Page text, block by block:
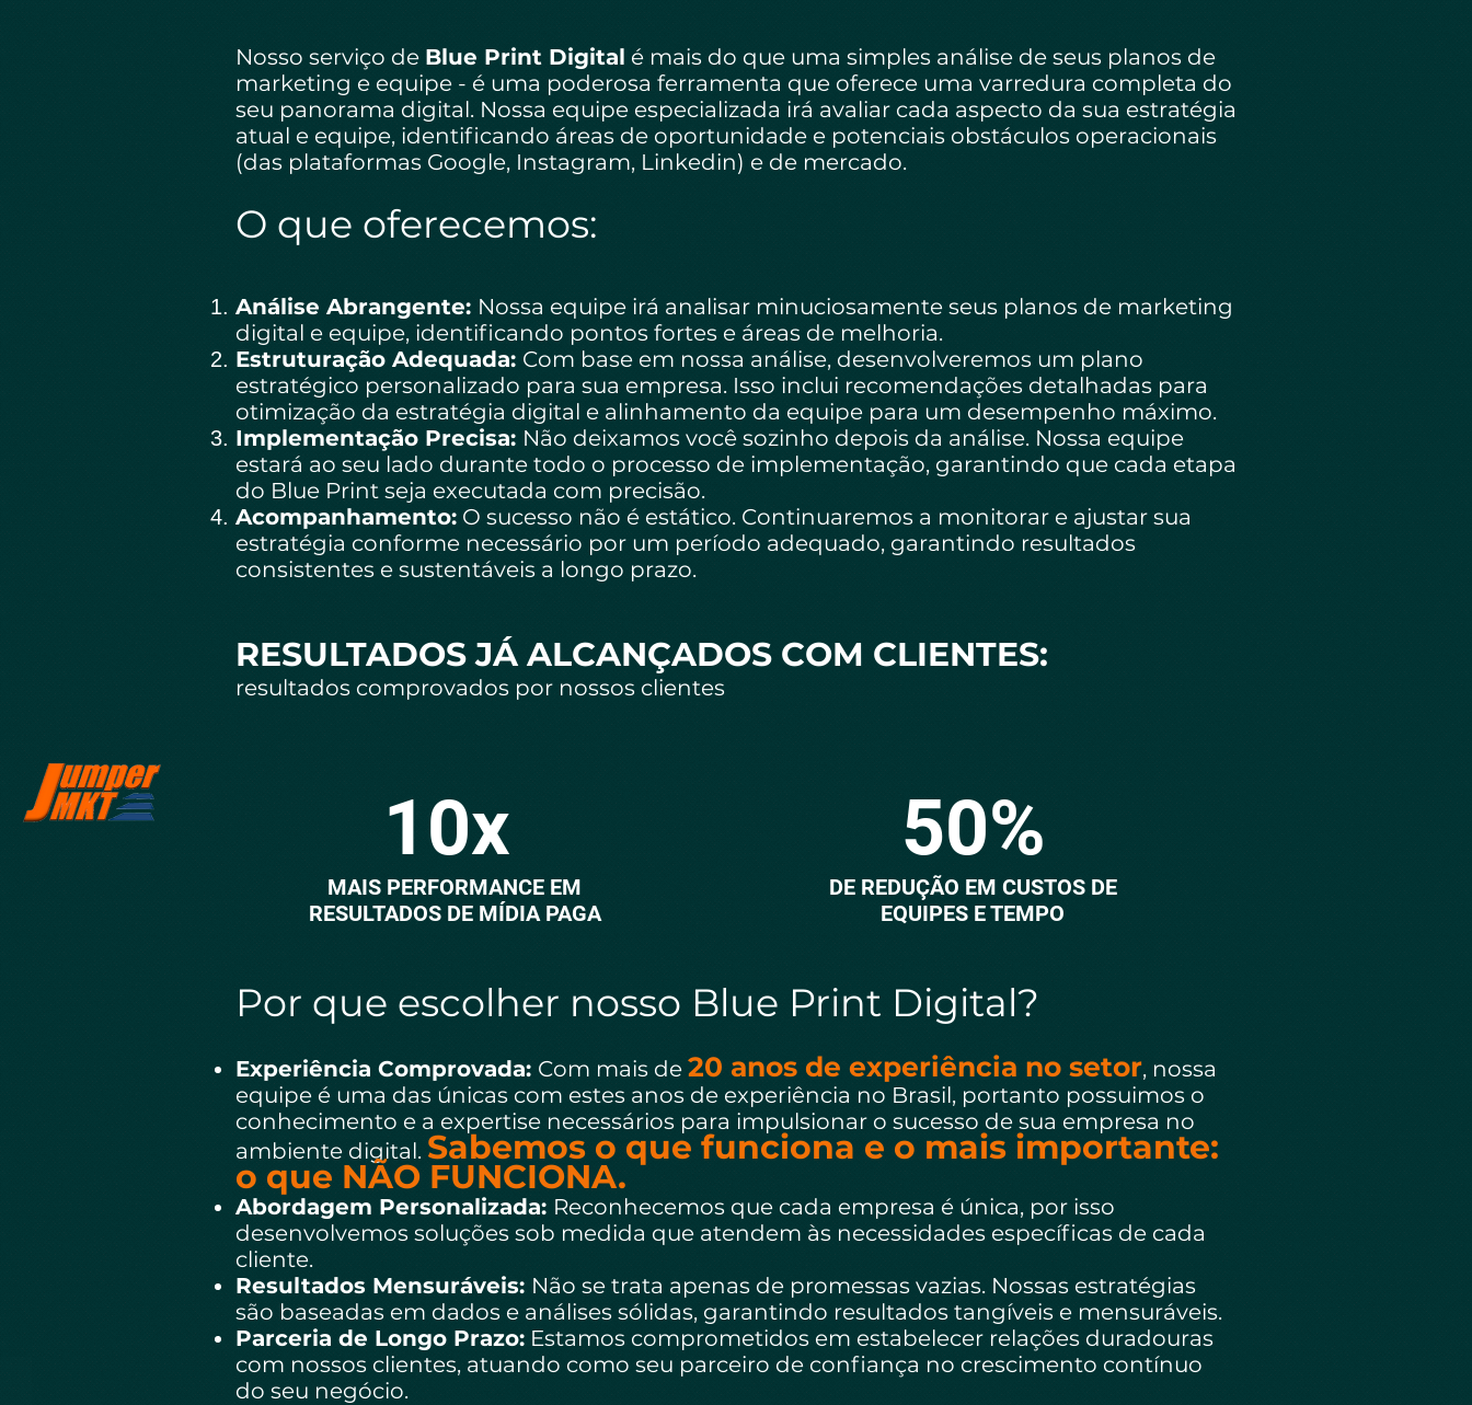
Nosso serviço de Blue Print Digital é mais do que uma simples análise de seus planos de
marketing e equipe - é uma poderosa ferramenta que oferece uma varredura completa do
seu panorama digital. Nossa equipe especializada irá avaliar cada aspecto da sua estratégia
atual e equipe, identificando áreas de oportunidade e potenciais obstáculos operacionais
(das plataformas Google, Instagram, Linkedin) e de mercado.
O que oferecemos:
Análise Abrangente: Nossa equipe irá analisar minuciosamente seus planos de marketing
digital e equipe, identificando pontos fortes e áreas de melhoria.
Estruturação Adequada: Com base em nossa análise, desenvolveremos um plano
estratégico personalizado para sua empresa. Isso inclui recomendações detalhadas para
otimização da estratégia digital e alinhamento da equipe para um desempenho máximo.
Implementação Precisa: Não deixamos você sozinho depois da análise. Nossa equipe
estará ao seu lado durante todo o processo de implementação, garantindo que cada etapa
do Blue Print seja executada com precisão.
Acompanhamento: O sucesso não é estático. Continuaremos a monitorar e ajustar sua
estratégia conforme necessário por um período adequado, garantindo resultados
consistentes e sustentáveis a longo prazo.
RESULTADOS JÁ ALCANÇADOS COM CLIENTES:
resultados comprovados por nossos clientes
Por que escolher nosso Blue Print Digital?
Experiência Comprovada: Com mais de 20 anos de experiência no setor, nossa
equipe é uma das únicas com estes anos de experiência no Brasil, portanto possuimos o
conhecimento e a expertise necessários para impulsionar o sucesso de sua empresa no
ambiente digital. Sabemos o que funciona e o mais importante:
o que NÃO FUNCIONA.
Abordagem Personalizada: Reconhecemos que cada empresa é única, por isso
desenvolvemos soluções sob medida que atendem às necessidades específicas de cada
cliente.
Resultados Mensuráveis: Não se trata apenas de promessas vazias. Nossas estratégias
são baseadas em dados e análises sólidas, garantindo resultados tangíveis e mensuráveis.
Parceria de Longo Prazo: Estamos comprometidos em estabelecer relações duradouras
com nossos clientes, atuando como seu parceiro de confiança no crescimento contínuo
do seu negócio.
10x
MAIS PERFORMANCE EM
RESULTADOS DE MÍDIA PAGA
50%
DE REDUÇÃO EM CUSTOS DE
EQUIPES E TEMPO